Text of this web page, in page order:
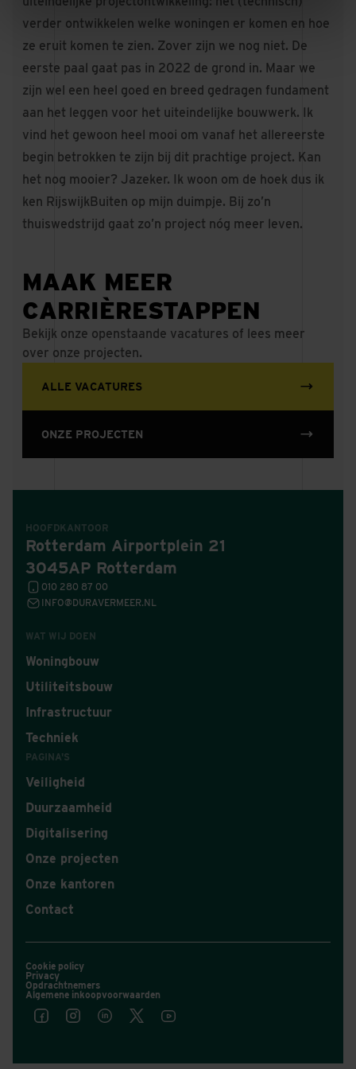
verder ontwikkelen welke woningen er komen en hoe
ze eruit komen te zien. Zover zijn we nog niet. De
eerste paal gaat pas in 2022 de grond in. Maar we
zijn wel een heel goed en breed gedragen fundament
aan het leggen voor het uiteindelijke bouwwerk. Ik
vind het gewoon heel mooi om vanaf het allereerste
begin betrokken te zijn bij dit prachtige project. Kan
het nog mooier? Jazeker. Ik woon om de hoek dus ik
ken RijswijkBuiten op mijn duimpje. Bij zo’n
thuiswedstrijd gaat zo’n project nóg meer leven.
MAAK MEER
CARRIÈRESTAPPEN
Bekijk onze openstaande vacatures of lees meer
over onze projecten.
ALLE VACATURES
ONZE PROJECTEN
WAT WIJ DOEN
Woningbouw
Utiliteitsbouw
Infrastructuur
Techniek
PAGINA'S
Veiligheid
Duurzaamheid
Digitalisering
Onze projecten
Onze kantoren
Contact
HOOFDKANTOOR
Rotterdam Airportplein 21
3045AP Rotterdam
010 280 87 00
INFO@DURAVERMEER.NL
Cookie policy
Privacy
Opdrachtnemers
Algemene inkoopvoorwaarden